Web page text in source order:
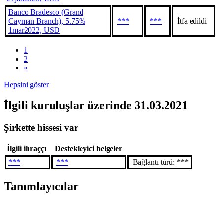
Banco Bradesco (Grand
Cayman Branch), 5.75%
1mar2022, USD
*** *** İtfa edildi
1
2
»
Hepsini göster
İlgili kuruluşlar üzerinde 31.03.2021
Şirkette hissesi var
İlgili ihraççı
Destekleyici belgeler
***
*** Bağlantı türü: ***
Tanımlayıcılar